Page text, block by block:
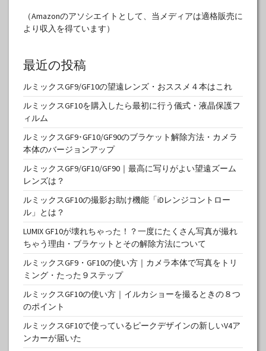
（Amazonのアソシエイトとして、当メディアは適格販売に
より収入を得ています）
最近の投稿
ルミックスGF9/GF10の望遠レンズ・おススメ４本はこれ
ルミックスGF10を購入したら最初に行う儀式・液晶保護フ
ィルム
ルミックスGF9･GF10/GF90のブラケット解除方法・カメラ
本体のバージョンアップ
ルミックスGF9/GF10/GF90｜最高に写りがよい望遠ズーム
レンズは？
ルミックスGF10の撮影お助け機能「iDレンジコントロー
ル」とは？
LUMIX GF10が壊れちゃった！？一度にたくさん写真が撮れ
ちゃう理由・ブラケットとその解除方法について
ルミックスGF9・GF10の使い方｜カメラ本体で写真をトリ
ミング・たった９ステップ
ルミックスGF10の使い方｜イルカショーを撮るときの８つ
のポイント
ルミックスGF10で使っているピークデザインの新しいV4ア
ンカーが届いた